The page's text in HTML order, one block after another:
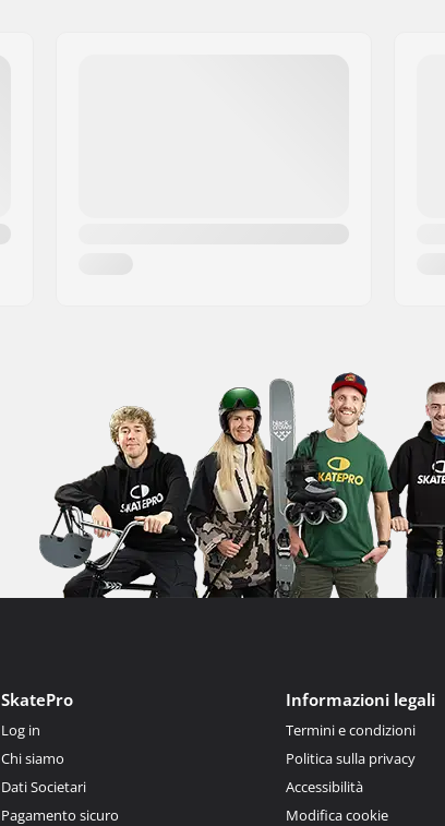
SkatePro
Log in
Chi siamo
Dati Societari
Pagamento sicuro
Informazioni legali
Termini e condizioni
Politica sulla privacy
Accessibilità
Modifica cookie